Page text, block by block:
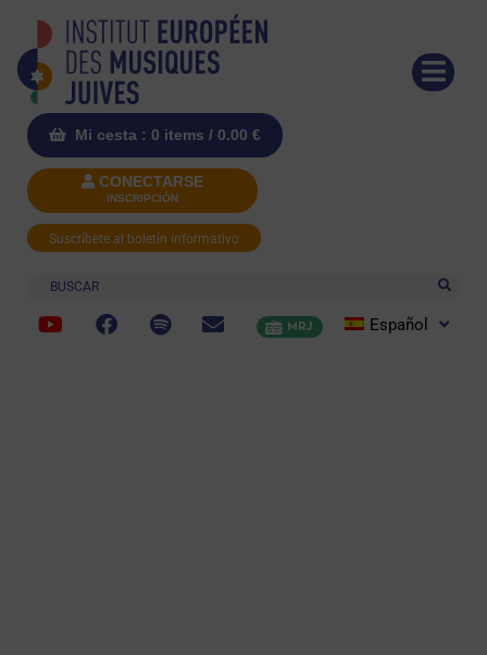
Mi cesta : 0 items / 0.00 €
CONECTARSE
INSCRIPCIÓN
Suscríbete al boletín informativo
Buscar
MRJ Español